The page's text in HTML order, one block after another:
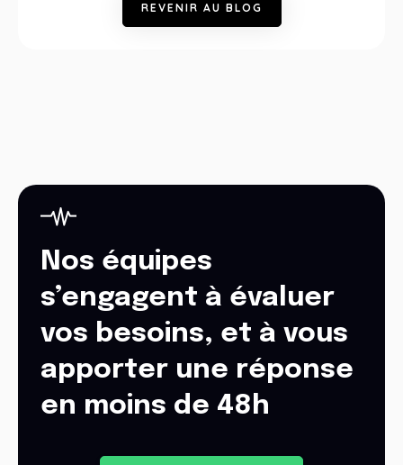
RE VE NIR AU BLOG
Nos équipes
s’engagent à évaluer
vos besoins, et à vous
apporter une réponse
en moins de 48h